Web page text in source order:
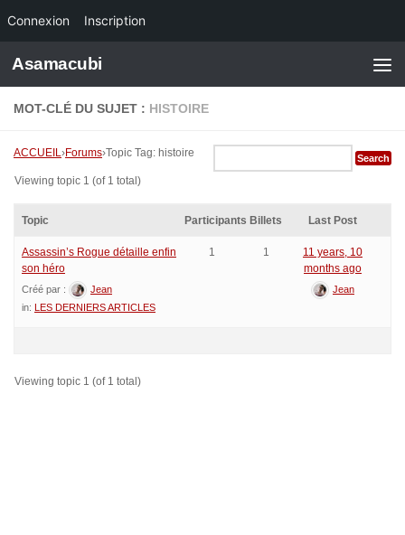
Connexion Inscription
Skip to content
Asamacubi
MOT-CLÉ DU SUJET : HISTOIRE
ACCUEIL›Forums›Topic Tag: histoire
Viewing topic 1 (of 1 total)
Topic Participants Billets Last Post
Assassin’s Rogue détaille enfin
son héro
Créé par :
Jean
in: LES DERNIERS ARTICLES
1 1
11 years, 10
months ago
Jean
Viewing topic 1 (of 1 total)